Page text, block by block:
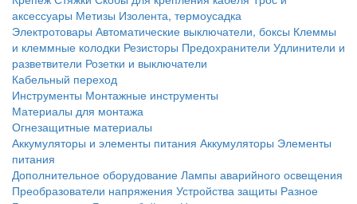
аксессуары Метизы Изолента, термоусадка
Электротовары Автоматические выключатели, боксы Клеммы
и клеммные колодки Резисторы Предохранители Удлинители и
разветвители Розетки и выключатели
Кабельный переход
Инструменты Монтажные инструменты
Материалы для монтажа
Огнезащитные материалы
Аккумуляторы и элементы питания Аккумуляторы Элементы
питания
Дополнительное оборудование Лампы аварийного освещения
Преобразователи напряжения Устройства защиты Разное